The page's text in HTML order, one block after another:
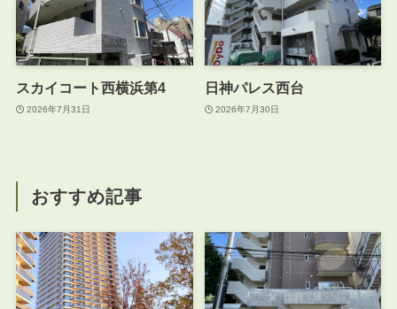
スカイコート西横浜第4
2026年7月31日
日神パレス西台
2026年7月30日
おすすめ記事